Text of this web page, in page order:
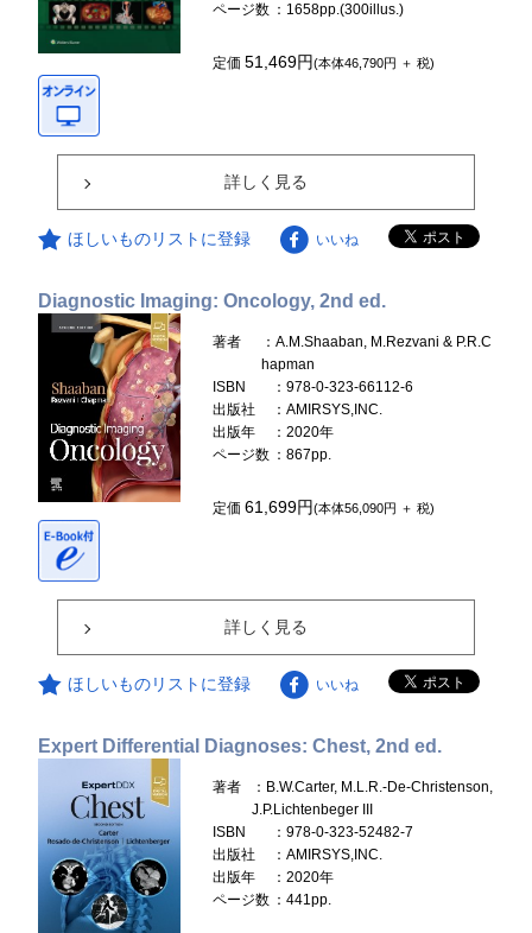
ページ数 ：1658pp.(300illus.)
定価51,469円(本体46,790円 ＋ 税)
詳しく見る
ほしいものリストに登録 いいね
Diagnostic Imaging: Oncology, 2nd ed.
著者
：A.M.Shaaban, M.Rezvani & P.R.C
hapman
ISBN
：978-0-323-66112-6
出版社
：AMIRSYS,INC.
出版年
：2020年
ページ数 ：867pp.
定価61,699円(本体56,090円 ＋ 税)
詳しく見る
ほしいものリストに登録 いいね
Expert Differential Diagnoses: Chest, 2nd ed.
著者
：B.W.Carter, M.L.R.-De-Christenson,
J.P.Lichtenbeger III
ISBN
：978-0-323-52482-7
出版社
：AMIRSYS,INC.
出版年
：2020年
ページ数 ：441pp.